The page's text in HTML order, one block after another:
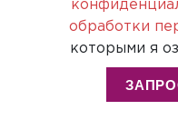
обработки
которыми я